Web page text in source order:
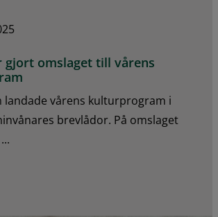
gjort omslaget till vårens
landade vårens kulturprogram i
brevlådor. På omslaget